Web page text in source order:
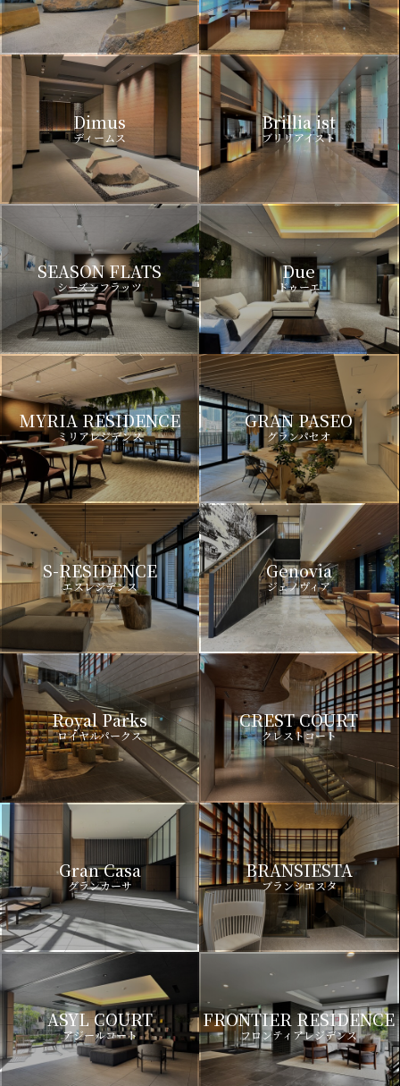
Dimus
ディームス
Brillia ist
ブリリアイスト
SEASON FLATS
シーズンフラッツ
Due
ドゥーエ
MYRIA RESIDENCE
ミリアレジデンス
GRAN PASEO
グランパセオ
S-RESIDENCE
エスレジデンス
Genovia
ジェノヴィア
Royal Parks
ロイヤルパークス
CREST COURT
クレストコート
Gran Casa
グランカーサ
BRANSIESTA
ブランシエスタ
ASYL COURT
アジールコート
FRONTIER RESIDENCE
フロンティアレジデンス